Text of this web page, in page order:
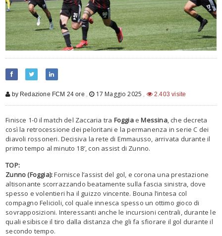
by Redazione FCM 24 ore , 17 Maggio 2025 , 2.403 visite
Finisce 1-0 il match del Zaccaria tra Foggia eMessina, che decreta
così la retrocessione dei peloritani e la permanenza in serie C dei
diavoli rossoneri. Decisiva la rete di Emmausso, arrivata durante il
primo tempo al minuto 18′, con assist di Zunno.
TOP:
Zunno (Foggia):Fornisce l’assist del gol, e corona una prestazione
altisonante scorrazzando beatamente sulla fascia sinistra, dove
spesso e volentieri ha il guizzo vincente. Bouna l’intesa col
compagno Felicioli, col quale innesca spesso un ottimo gioco di
sovrapposizioni. Interessanti anche le incursioni centrali, durante le
quali esibisce il tiro dalla distanza che gli fa sfiorare il gol durante il
secondo tempo.